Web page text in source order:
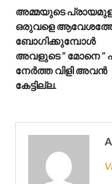
അമ്മയുടെ
ഒരുവളെ
ബോഗിക്കുമ്പോൾ
അവളുടെ ” മോനെ ”
നേർത്ത വിളി അവൻ
കേട്ടില്ല.